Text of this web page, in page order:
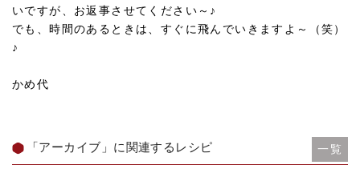
いですが、お返事させてください～♪
でも、時間のあるときは、すぐに飛んでいきますよ～（笑）
♪
かめ代
「アーカイブ」に関連するレシピ 一覧